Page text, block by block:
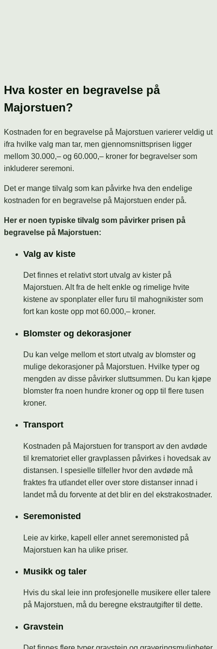
Hva koster en begravelse på
Majorstuen?
Kostnaden for en begravelse på Majorstuen varierer veldig ut
ifra hvilke valg man tar, men gjennomsnittsprisen ligger
mellom 30.000,– og 60.000,– kroner for begravelser som
inkluderer seremoni.
Det er mange tilvalg som kan påvirke hva den endelige
kostnaden for en begravelse på Majorstuen ender på.
Her er noen typiske tilvalg som påvirker prisen på
begravelse på Majorstuen:
Valg av kiste
Det finnes et relativt stort utvalg av kister på
Majorstuen. Alt fra de helt enkle og rimelige hvite
kistene av sponplater eller furu til mahognikister som
fort kan koste opp mot 60.000,– kroner.
Blomster og dekorasjoner
Du kan velge mellom et stort utvalg av blomster og
mulige dekorasjoner på Majorstuen. Hvilke typer og
mengden av disse påvirker sluttsummen. Du kan kjøpe
blomster fra noen hundre kroner og opp til flere tusen
kroner.
Transport
Kostnaden på Majorstuen for transport av den avdøde
til krematoriet eller gravplassen påvirkes i hovedsak av
distansen. I spesielle tilfeller hvor den avdøde må
fraktes fra utlandet eller over store distanser innad i
landet må du forvente at det blir en del ekstrakostnader.
Seremonisted
Leie av kirke, kapell eller annet seremonisted på
Majorstuen kan ha ulike priser.
Musikk og taler
Hvis du skal leie inn profesjonelle musikere eller talere
på Majorstuen, må du beregne ekstrautgifter til dette.
Gravstein